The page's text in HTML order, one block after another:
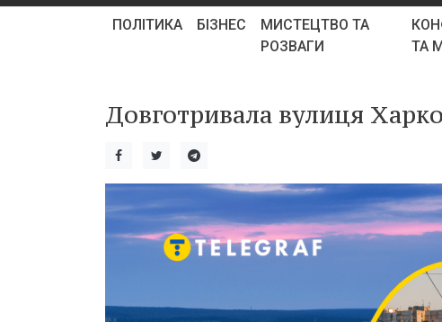
ПОЛІТИКА БІЗНЕС
МИСТЕЦТВО ТА
РОЗВАГИ
ТА
Довготривала вулиця